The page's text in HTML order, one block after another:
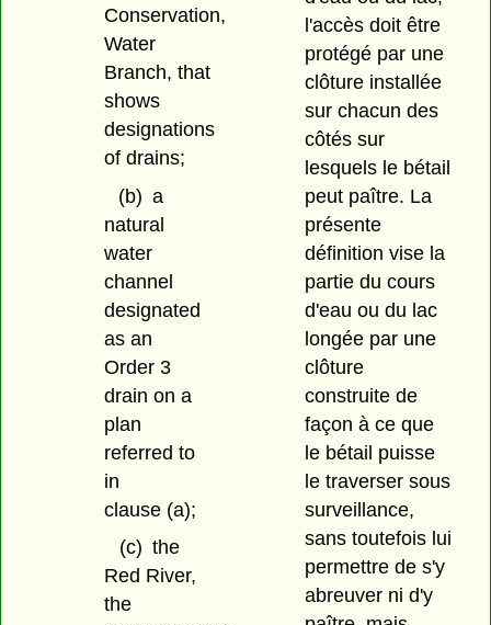
Conservation,
Water
Branch, that
shows
designations
of drains;
(b) a
natural
water
channel
designated
as an
Order 3
drain on a
plan
referred to
in
clause (a);
(c) the
Red River,
the
l'accès doit être
protégé par une
clôture installée
sur chacun des
côtés sur
lesquels le bétail
peut paître. La
présente
définition vise la
partie du cours
d'eau ou du lac
longée par une
clôture
construite de
façon à ce que
le bétail puisse
le traverser sous
surveillance,
sans toutefois lui
permettre de s'y
abreuver ni d'y